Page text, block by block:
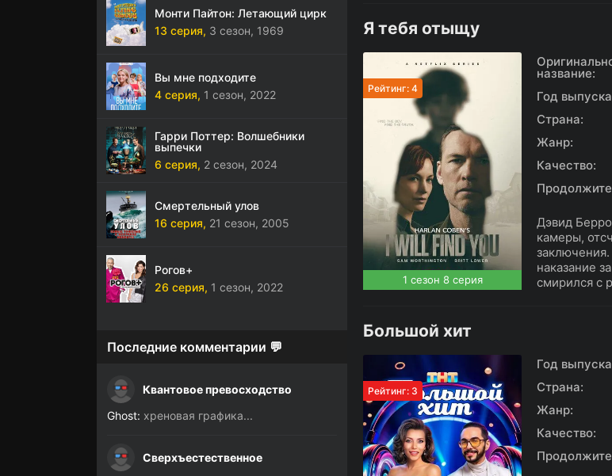
Я тебя отыщу
Рейтинг: 4
1 сезон 8 серия
название:
Год
Страна:
Жанр:
Качество:
Дэвид
камеры,
наказание
смирился с
Большой хит
Рейтинг: 3
Год
Страна:
Жанр:
Качество:
Монти Пайтон: Летающий цирк
13 серия, 3 сезон, 1969
Вы мне подходите
4 серия, 1 сезон, 2022
Гарри Поттер: Волшебники
выпечки
6 серия, 2 сезон, 2024
Смертельный улов
16 серия, 21 сезон, 2005
Рогов+
26 серия, 1 сезон, 2022
Последние комментарии 💬
Квантовое превосходство
Ghost: хреновая графика...
Сверхъестественное